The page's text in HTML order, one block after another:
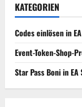
KATEGORIEN
Codes einlösen in
Event-Token-Shop-
Star Pass Boni in EA